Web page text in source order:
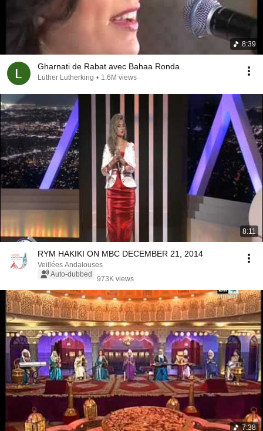
8:39
Gharnati de Rabat avec Bahaa Ronda
Luther Lutherking • 1.6M views
8:11
RYM HAKIKI ON MBC DECEMBER 21, 2014
Veillées Andalouses
Auto-dubbed
973K views
7:38